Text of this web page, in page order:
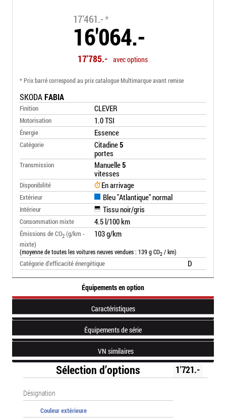
Équipements en option
Caractéristiques
Équipements de série
VN similaires
Sélection d’options 1'721.-
Désignation
Couleur extérieure
17'461.-*
16'064.-
17'785.- avec options
* Prix barré correspond au prix catalogue Multimarque avant remise
SKODAFABIA
Finition CLEVER
Motorisation 1.0 TSI
Énergie Essence
Catégorie Citadine5
portes
Transmission Manuelle5
vitesses
Disponibilité En arrivage
Extérieur Bleu "Atlantique" normal
Intérieur Tissu noir/gris
Consommation mixte 4.5 l/100 km
Émissions de CO2 (g/km -
mixte)
103 g/km
(moyenne de toutes les voitures neuves vendues : 139 g CO2 / km)
Catégorie d’efficacité énergétique D